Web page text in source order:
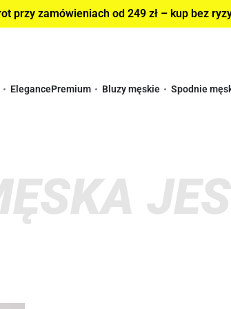
przy zamówieniach od 249 zł – kup bez
ElegancePremium Bluzy męskie Spodnie